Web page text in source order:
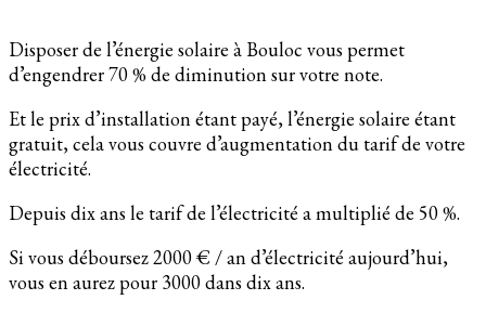
Disposer de l’énergie solaire à Bouloc vous permet
d’engendrer 70 % de diminution sur votre note.
Et le prix d’installation étant payé, l’énergie solaire étant
gratuit, cela vous couvre d’augmentation du tarif de votre
électricité.
Depuis dix ans le tarif de l’électricité a multiplié de 50 %.
Si vous déboursez 2000 € / an d’électricité aujourd’hui,
vous en aurez pour 3000 dans dix ans.